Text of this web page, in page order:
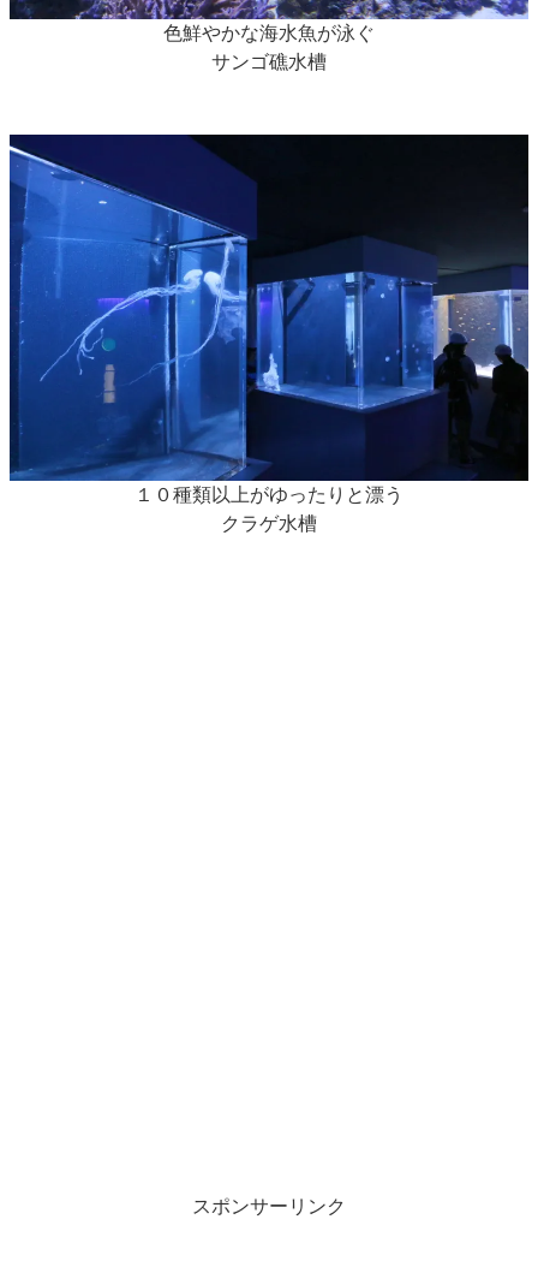
色鮮やかな海水魚が泳ぐ
サンゴ礁水槽
１０種類以上がゆったりと漂う
クラゲ水槽
スポンサーリンク